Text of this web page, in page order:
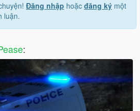
Đăng nhập hoặc đăng ký một
luận.
: